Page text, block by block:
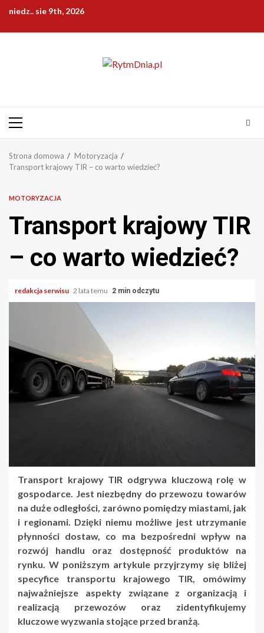
Przejdź
treści
niedz.. sie 9th, 2026
Menu
Strona domowa
Motoryzacja
Transport krajowy TIR – co warto wiedzieć?
MOTORYZACJA
Transport krajowy TIR
– co warto wiedzieć?
redakcja serwisu 2 lata temu 2 min odczytu
Transport krajowy TIR odgrywa kluczową rolę w
gospodarce. Jest niezbędny do przewozu towarów
na duże odległości, zarówno pomiędzy miastami, jak
i regionami. Dzięki niemu możliwe jest utrzymanie
płynności dostaw, co ma bezpośredni wpływ na
rozwój handlu oraz dostępność produktów na
rynku. W poniższym artykule przyjrzymy się bliżej
specyfice transportu krajowego TIR, omówimy
najważniejsze aspekty związane z organizacją i
realizacją przewozów oraz zidentyfikujemy
kluczowe wyzwania stojące przed branżą.